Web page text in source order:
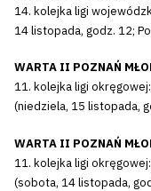
14. kolejka ligi
14 listopada, godz. 12;
WARTA II POZNAŃ
11. kolejka ligi
(niedziela, 15 listopada,
WARTA II POZNAŃ
11. kolejka ligi
(sobota, 14 listopada,